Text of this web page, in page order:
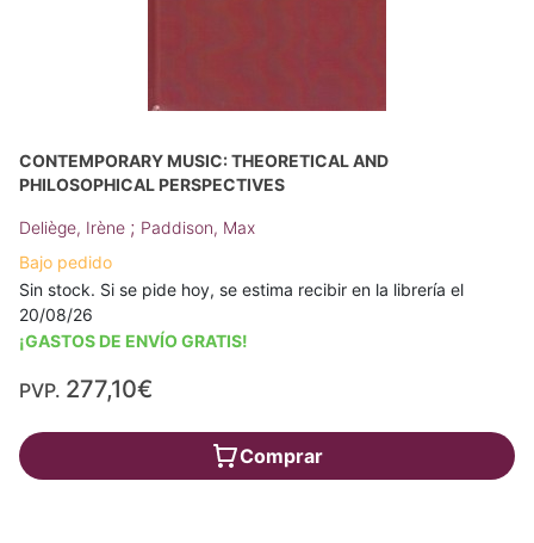
CONTEMPORARY MUSIC: THEORETICAL AND
PHILOSOPHICAL PERSPECTIVES
Deliège, Irène ; Paddison, Max
Bajo pedido
Sin stock. Si se pide hoy, se estima recibir en la librería el
20/08/26
¡GASTOS DE ENVÍO GRATIS!
PVP. 277,10€
Comprar